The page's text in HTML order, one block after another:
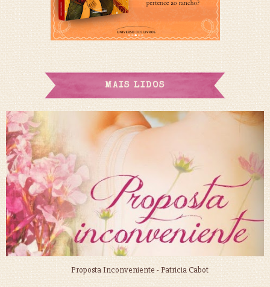
MAIS LIDOS
Proposta Inconveniente - Patricia Cabot